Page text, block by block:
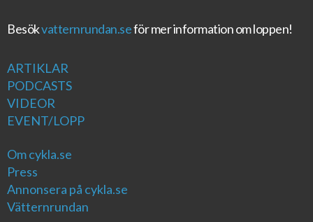
Besökvatternrundan.seför mer information om loppen!
ARTIKLAR
PODCASTS
VIDEOR
EVENT/LOPP
Om cykla.se
Press
Annonsera på cykla.se
Vätternrundan